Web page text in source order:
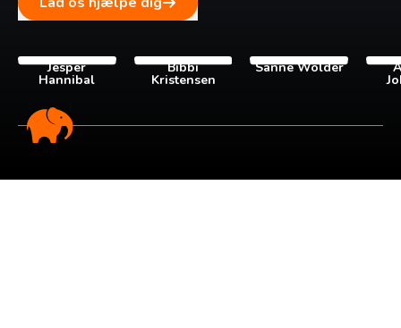
Jesper
Hannibal
Bibbi
Kristensen
Sanne Wolder